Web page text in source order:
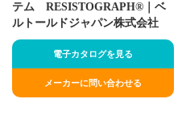
テム RESISTOGRAPH®｜ベ
ルトールドジャパン株式会社
電子カタログを見る
メーカーに問い合わせる